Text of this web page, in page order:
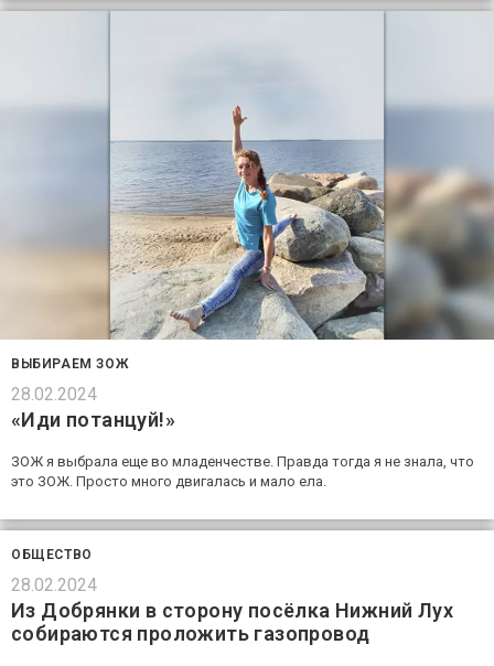
ВЫБИРАЕМ ЗОЖ
28.02.2024
«Иди потанцуй!»
ЗОЖ я выбрала еще во младенчестве. Правда тогда я не знала, что
это ЗОЖ. Просто много двигалась и мало ела.
ОБЩЕСТВО
28.02.2024
Из Добрянки в сторону посёлка Нижний Лух
собираются проложить газопровод